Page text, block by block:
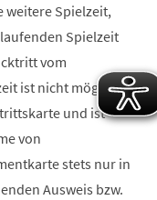
weitere Spielzeit,
Spielzeit
vom
ist nicht möglich.
und ist
von
stets nur in
Ausweis bzw.